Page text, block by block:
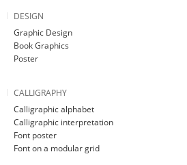
DESIGN
Graphic Design
Book Graphics
Poster
CALLIGRAPHY
Calligraphic alphabet
Calligraphic interpretation
Font poster
Font on a modular grid